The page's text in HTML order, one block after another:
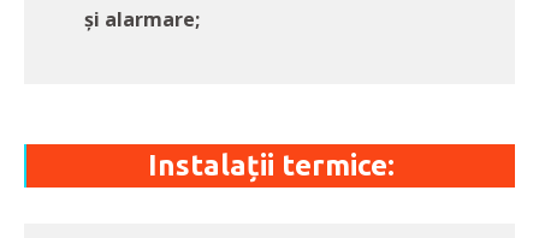
și alarmare;
Instalații termice: